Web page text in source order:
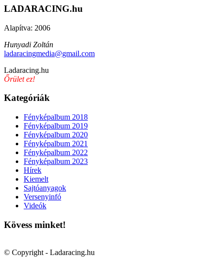
LADARACING.hu
Alapítva: 2006
Hunyadi Zoltán
ladaracingmedia@gmail.com
Ladaracing.hu
Őrület ez!
Kategóriák
Fényképalbum 2018
Fényképalbum 2019
Fényképalbum 2020
Fényképalbum 2021
Fényképalbum 2022
Fényképalbum 2023
Hírek
Kiemelt
Sajtóanyagok
Versenyinfó
Videók
Kövess minket!
© Copyright - Ladaracing.hu